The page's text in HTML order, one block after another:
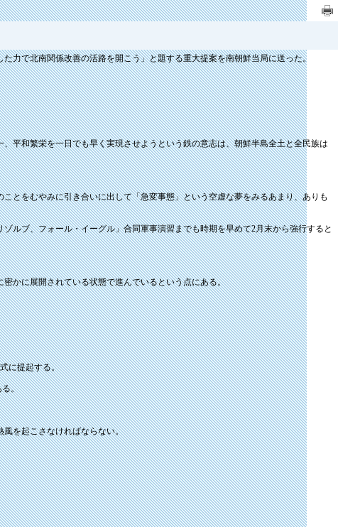
力で北南関係改善の活路を開こう」と題する重大提案を南朝鮮当局に送った。
平和繁栄を一日でも早く実現させようという鉄の意志は、朝鮮半島全土と全民族は
とをむやみに引き合いに出して「急変事態」という空虚な夢をみるあまり、ありも
ルブ、フォール・イーグル」合同軍事演習までも時期を早めて2月末から強行すると
かに展開されている状態で進んでいるという点にある。
に提起する。
る。
風を起こさなければならない。